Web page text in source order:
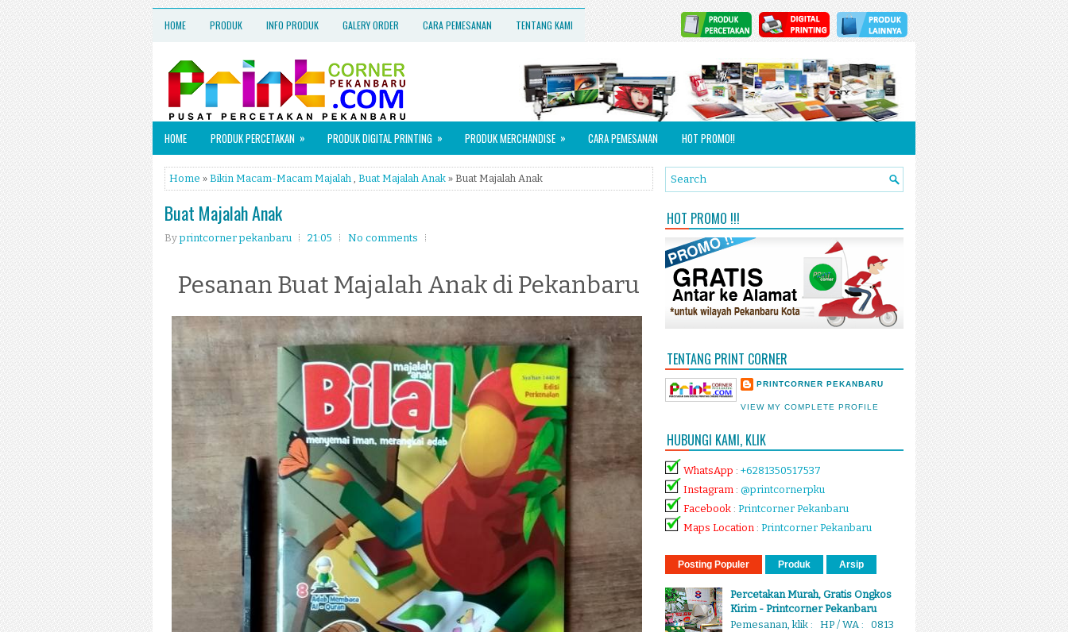
HOME PRODUK INFO PRODUK GALERY ORDER CARA PEMESANAN TENTANG KAMI
HOME PRODUK PERCETAKAN » PRODUK DIGITAL PRINTING » PRODUK MERCHANDISE » CARA PEMESANAN HOT PROMO!!
Home » Bikin Macam-Macam Majalah , Buat Majalah Anak » Buat Majalah Anak
Buat Majalah Anak
Byprintcorner pekanbaru 21:05 No comments
Pesanan Buat Majalah Anak di Pekanbaru
HOT PROMO !!!
TENTANG PRINT CORNER
PRINTCORNER PEKANBARU
VIEW MY COMPLETE PROFILE
HUBUNGI KAMI, KLIK
WhatsApp : +6281350517537
Instagram : @printcornerpku
Facebook : Printcorner Pekanbaru
Maps Location : Printcorner Pekanbaru
Posting Populer Produk Arsip
Percetakan Murah, Gratis Ongkos
Kirim - Printcorner Pekanbaru
Pemesanan, klik : HP / WA : 0813